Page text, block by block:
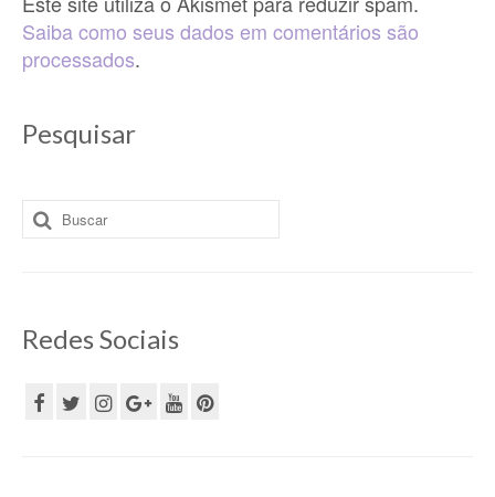
Saiba como seus dados em comentários são
processados.
Pesquisar
Buscar
por:
Redes Sociais